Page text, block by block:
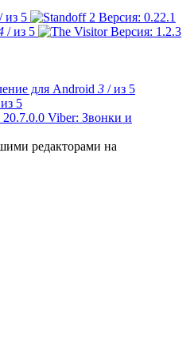
/ из 5
/ из 5
для Android 3 / из 5
5
Viber: Звонки и
редакторами на